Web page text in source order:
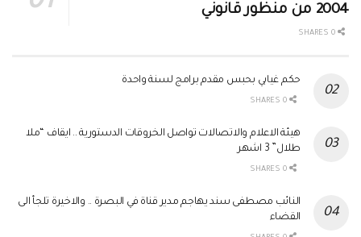
2004 من منظور قانوني
حكم غيابي بحبس مقدم برامج لسنة واحدة
هيئة الاعلام والاتصالات تواصل الخروقات الدستورية .. ايقاف “ملا
طلال” 3 اشهر
النائب مصطفى سند يهاجم مدير قناة في البصرة .. والاخيرة تلجأ الى
القضاء